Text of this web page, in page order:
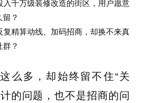
入千万级装修改造的街区，用户愿意
？
复精算动线、加码招商，却换不来真
？
么多，却始终留不住“关
的问题，也不是招商的问